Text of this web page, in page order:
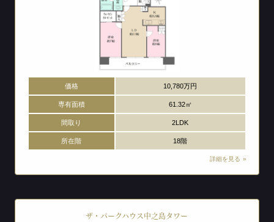
価格 10,780万円
専有面積 61.32㎡
間取り 2LDK
所在階 18階
詳細を見る
ザ・パークハウス中之島タワー